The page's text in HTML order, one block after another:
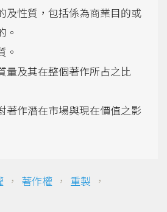
及性質，包括係為商業目的或
。
。
量及其在整個著作所占之比
著作潛在市場與現在價值之影
， 著作權 ， 重製 ，